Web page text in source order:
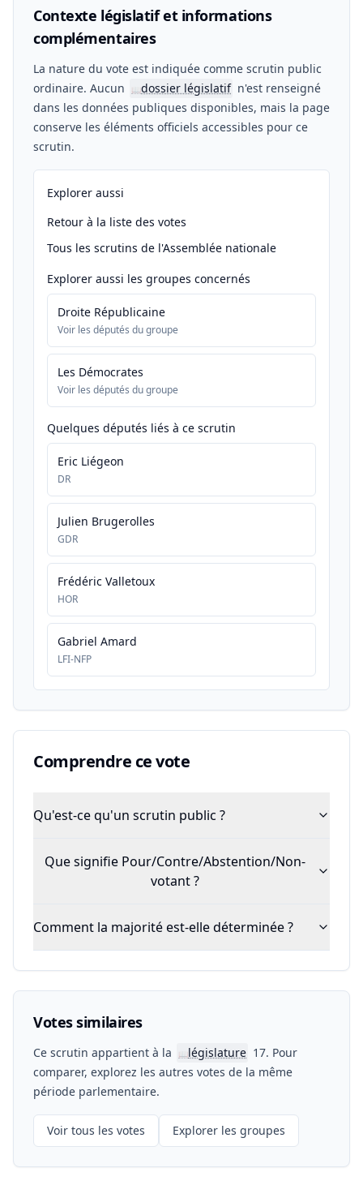
Contexte législatif et informations
complémentaires
La nature du vote est indiquée comme scrutin public
ordinaire. Aucun
📖dossier législatif n'est renseigné
dans les données publiques disponibles, mais la page
conserve les éléments officiels accessibles pour ce
scrutin.
Explorer aussi
Retour à la liste des votes
Tous les scrutins de l'Assemblée nationale
Explorer aussi les groupes concernés
Droite Républicaine
Voir les députés du groupe
Les Démocrates
Voir les députés du groupe
Quelques députés liés à ce scrutin
Eric Liégeon
DR
Julien Brugerolles
GDR
Frédéric Valletoux
HOR
Gabriel Amard
LFI-NFP
Comprendre ce vote
Qu'est-ce qu'un scrutin public ?
Que signifie Pour/Contre/Abstention/Non-
votant ?
Comment la majorité est-elle déterminée ?
Votes similaires
Ce scrutin appartient à la 📖législature 17. Pour
comparer, explorez les autres votes de la même
période parlementaire.
Voir tous les votes Explorer les groupes